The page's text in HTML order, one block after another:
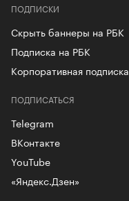
ПОДПИСКИ
Скрыть баннеры на РБК
Подписка на РБК
Корпоративная подписка
ПОДПИСАТЬСЯ
Telegram
ВКонтакте
YouTube
«Яндекс.Дзен»